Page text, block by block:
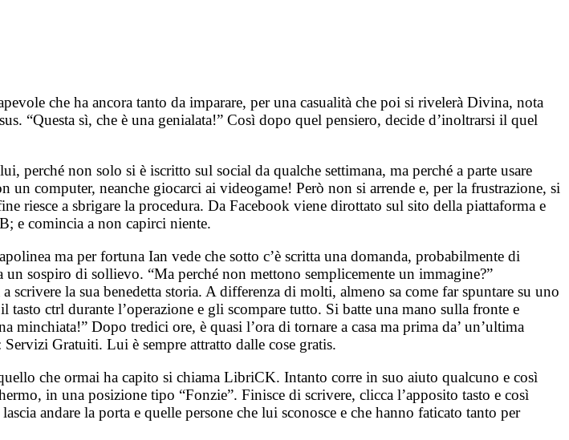
che ha ancora tanto da imparare, per una casualità che poi si rivelerà Divina, nota
“Questa sì, che è una genialata!” Così dopo quel pensiero, decide d’inoltrarsi il quel
perché non solo si è iscritto sul social da qualche settimana, ma perché a parte usare
un computer, neanche giocarci ai videogame! Però non si arrende e, per la frustrazione, si
riesce a sbrigare la procedura. Da Facebook viene dirottato sul sito della piattaforma e
e comincia a non capirci niente.
ma per fortuna Ian vede che sotto c’è scritta una domanda, probabilmente di
sospiro di sollievo. “Ma perché non mettono semplicemente un immagine?”
la sua benedetta storia. A differenza di molti, almeno sa come far spuntare su uno
ctrl durante l’operazione e gli scompare tutto. Si batte una mano sulla fronte e
minchiata!” Dopo tredici ore, è quasi l’ora di tornare a casa ma prima da’ un’ultima
Gratuiti. Lui è sempre attratto dalle cose gratis.
che ormai ha capito si chiama LibriCK. Intanto corre in suo aiuto qualcuno e così
in una posizione tipo “Fonzie”. Finisce di scrivere, clicca l’apposito tasto e così
andare la porta e quelle persone che lui sconosce e che hanno faticato tanto per